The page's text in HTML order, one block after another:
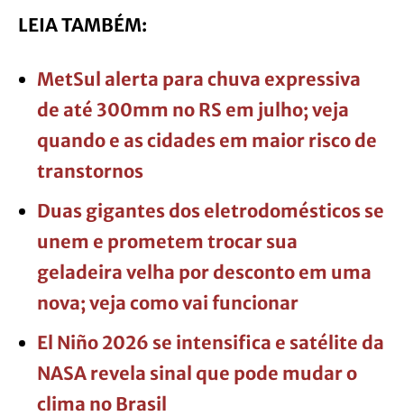
LEIA TAMBÉM:
MetSul alerta para chuva expressiva
de até 300mm no RS em julho; veja
quando e as cidades em maior risco de
transtornos
Duas gigantes dos eletrodomésticos se
unem e prometem trocar sua
geladeira velha por desconto em uma
nova; veja como vai funcionar
El Niño 2026 se intensifica e satélite da
NASA revela sinal que pode mudar o
clima no Brasil